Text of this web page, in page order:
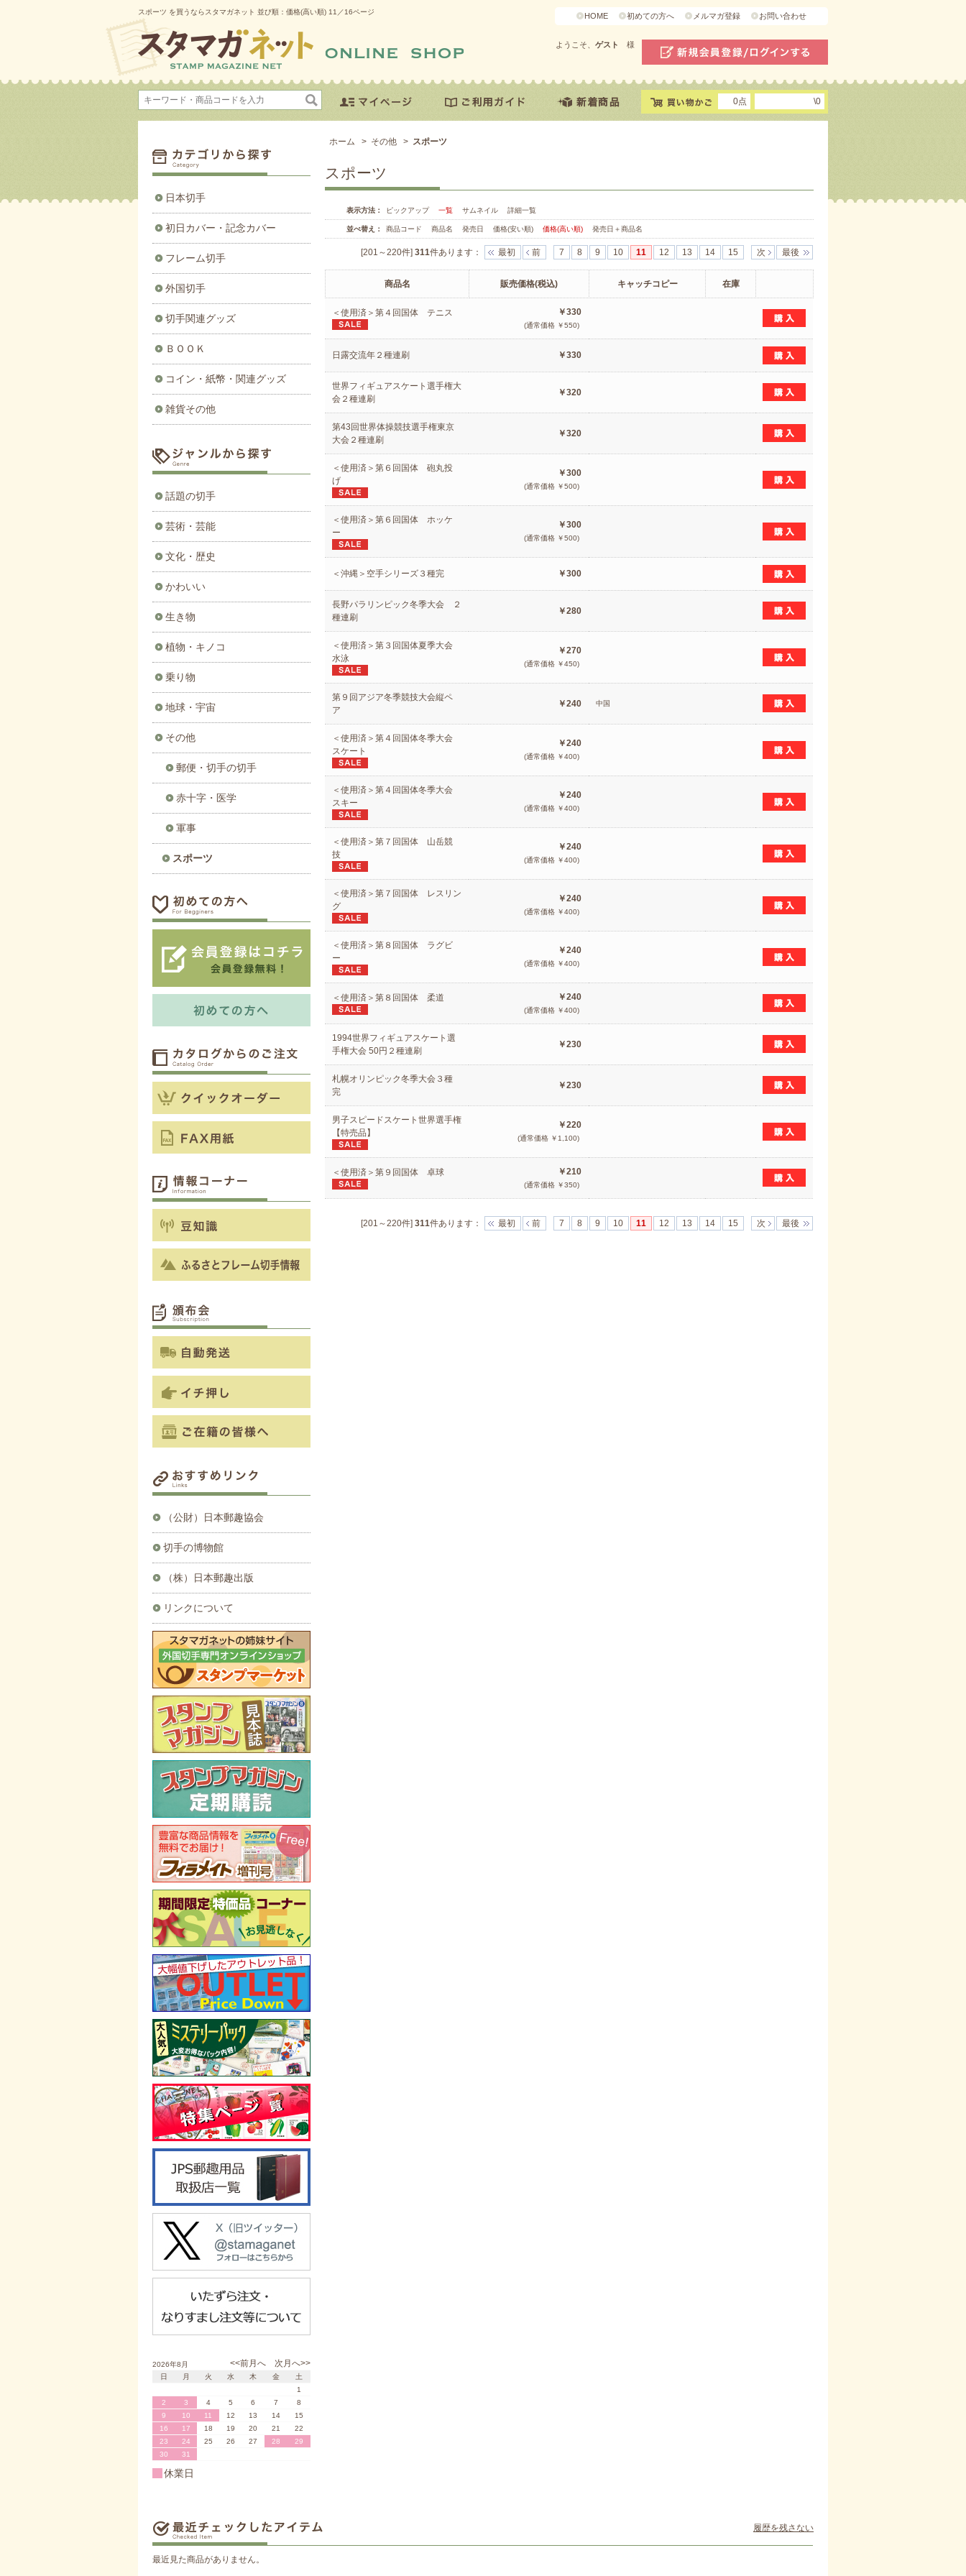
スポーツ を買うならスタマガネット 並び順：価格(高い順) 11／16ページ HOME 初めての方へ メルマガ登録 お問い合わせ
ようこそ、 ゲスト 様
0点 \0
ホーム > その他 > スポーツ
スポーツ
表示方法： ピックアップ 一覧 サムネイル 詳細一覧
並べ替え： 商品コード 商品名 発売日 価格(安い順) 価格(高い順) 発売日＋商品名
[201～220件] 311件あります ： 最初 前 7 8 9 10 11 12 13 14 15 次 最後
商品名 販売価格(税込) キャッチコピー 在庫
＜使用済＞第４回国体 テニス ￥330
(通常価格 ￥550)
日露交流年２種連刷 ￥330
世界フィギュアスケート選手権大
会２種連刷
￥320
第43回世界体操競技選手権東京
大会２種連刷
￥320
＜使用済＞第６回国体 砲丸投
げ
￥300
(通常価格 ￥500)
＜使用済＞第６回国体 ホッケ
ー
￥300
(通常価格 ￥500)
＜沖縄＞空手シリーズ３種完 ￥300
長野パラリンピック冬季大会 ２
種連刷
￥280
＜使用済＞第３回国体夏季大会
水泳
￥270
(通常価格 ￥450)
第９回アジア冬季競技大会縦ペ
ア
￥240 中国
＜使用済＞第４回国体冬季大会
スケート
￥240
(通常価格 ￥400)
＜使用済＞第４回国体冬季大会
スキー
￥240
(通常価格 ￥400)
＜使用済＞第７回国体 山岳競
技
￥240
(通常価格 ￥400)
＜使用済＞第７回国体 レスリン
グ
￥240
(通常価格 ￥400)
＜使用済＞第８回国体 ラグビ
ー
￥240
(通常価格 ￥400)
＜使用済＞第８回国体 柔道 ￥240
(通常価格 ￥400)
1994世界フィギュアスケート選
手権大会 50円２種連刷
￥230
札幌オリンピック冬季大会３種
完
￥230
男子スピードスケート世界選手権
【特売品】
￥220
(通常価格 ￥1,100)
＜使用済＞第９回国体 卓球 ￥210
(通常価格 ￥350)
[201～220件] 311件あります ： 最初 前 7 8 9 10 11 12 13 14 15 次 最後
日本切手
初日カバー・記念カバー
フレーム切手
外国切手
切手関連グッズ
ＢＯＯＫ
コイン・紙幣・関連グッズ
雑貨その他
話題の切手
芸術・芸能
文化・歴史
かわいい
生き物
植物・キノコ
乗り物
地球・宇宙
その他
郵便・切手の切手
赤十字・医学
軍事
スポーツ
（公財）日本郵趣協会
切手の博物館
（株）日本郵趣出版
リンクについて
<<前月へ 次月へ>>
2026年8月
日
月 火 水 木 金
土
1
2
3 4 5 6 7
8
9
10 11 12 13 14
15
16
17 18 19 20 21
22
23
24 25 26 27 28
29
30
31
休業日
最近見た商品がありません。
履歴を残さない